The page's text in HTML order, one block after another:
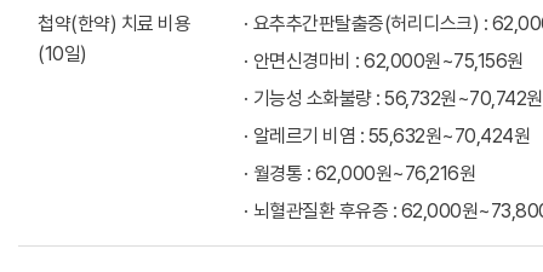
첩약(한약) 치료 비용
(10일)
요추추간판탈출증(허리디스크) :
안면신경마비 : 62,000원~75,156원
기능성 소화불량 : 56,732원~70,742원
알레르기 비염 : 55,632원~70,424원
월경통 : 62,000원~76,216원
뇌혈관질환 후유증 : 62,000원